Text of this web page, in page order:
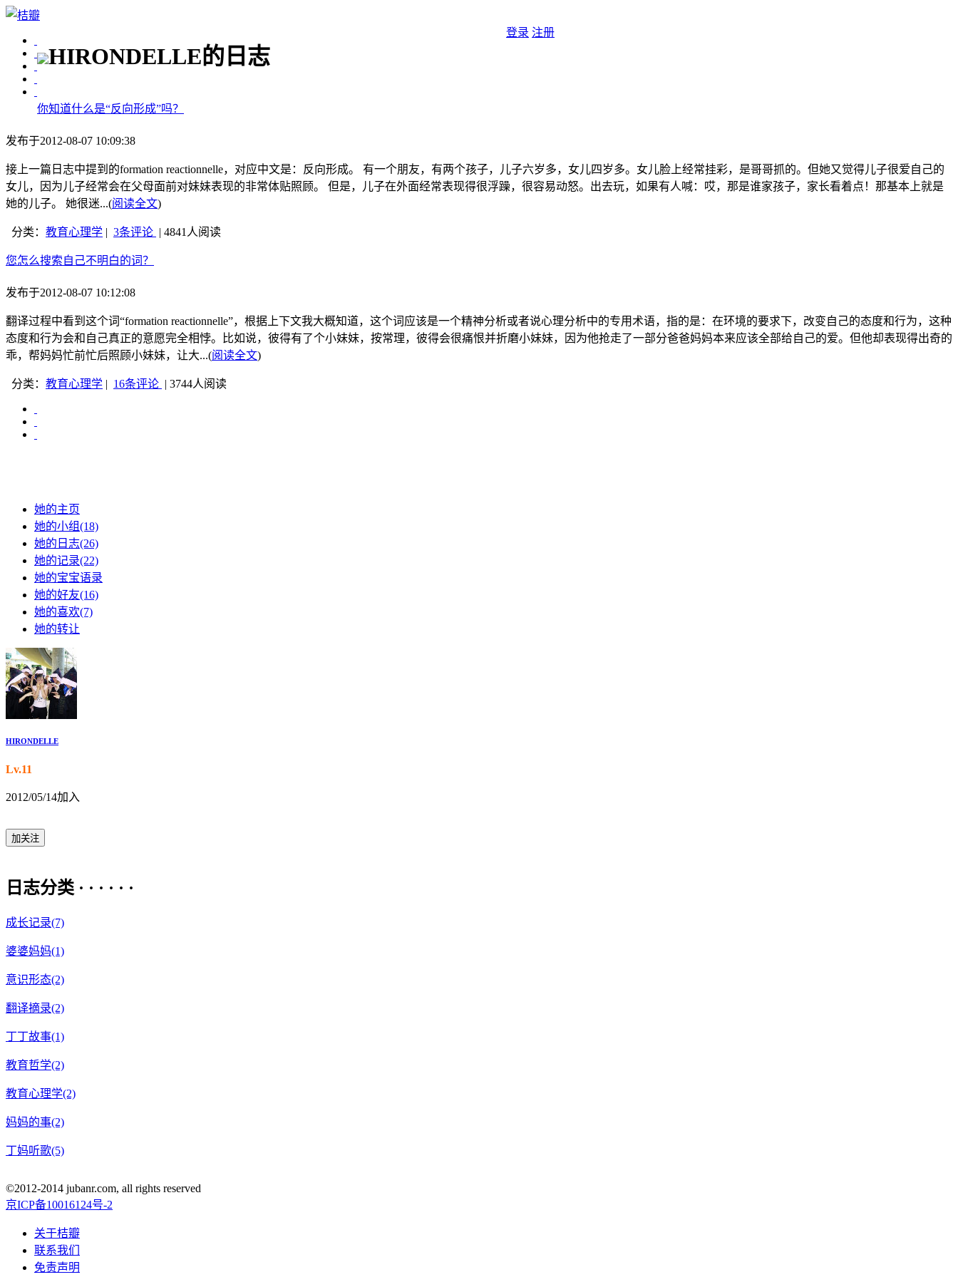
登录 注册
HIRONDELLE的日志
你知道什么是“反向形成”吗？
发布于2012-08-07 10:09:38
接上一篇日志中提到的formation reactionnelle，对应中文是：反向形成。 有一个朋友，有两个孩子，儿子六岁多，女儿四岁多。女儿脸上经常挂彩，是哥哥抓的。但她又觉得儿子很爱自己的
女儿，因为儿子经常会在父母面前对妹妹表现的非常体贴照顾。 但是，儿子在外面经常表现得很浮躁，很容易动怒。出去玩，如果有人喊：哎，那是谁家孩子，家长看着点！那基本上就是
她的儿子。 她很迷...(阅读全文)
分类： 教育心理学 | 3条评论 | 4841人阅读
您怎么搜索自己不明白的词？
发布于2012-08-07 10:12:08
翻译过程中看到这个词“formation reactionnelle”，根据上下文我大概知道，这个词应该是一个精神分析或者说心理分析中的专用术语，指的是：在环境的要求下，改变自己的态度和行为，这种
态度和行为会和自己真正的意愿完全相悖。比如说，彼得有了个小妹妹，按常理，彼得会很痛恨并折磨小妹妹，因为他抢走了一部分爸爸妈妈本来应该全部给自己的爱。但他却表现得出奇的
乖，帮妈妈忙前忙后照顾小妹妹，让大...(阅读全文)
分类： 教育心理学 | 16条评论 | 3744人阅读
她的主页
她的小组(18)
她的日志(26)
她的记录(22)
她的宝宝语录
她的好友(16)
她的喜欢(7)
她的转让
HIRONDELLE
Lv.11
2012/05/14加入
日志分类 · · · · · ·
成长记录(7)
婆婆妈妈(1)
意识形态(2)
翻译摘录(2)
丁丁故事(1)
教育哲学(2)
教育心理学(2)
妈妈的事(2)
丁妈听歌(5)
©2012-2014 jubanr.com, all rights reserved
京ICP备10016124号-2
关于桔瓣
联系我们
免责声明